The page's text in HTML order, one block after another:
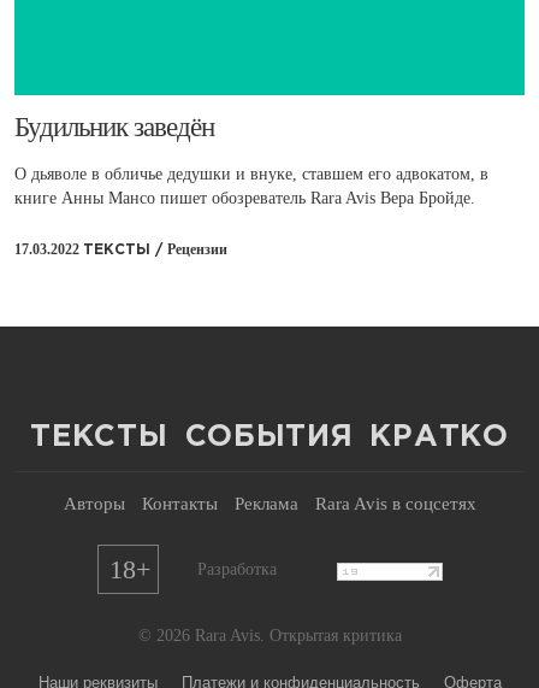
Будильник заведён
О дьяволе в обличье дедушки и внуке, ставшем его адвокатом, в
книге Анны Мансо пишет обозреватель Rara Avis Вера Бройде.
17.03.2022 ТЕКСТЫ / Рецензии
ТЕКСТЫ СОБЫТИЯ КРАТКО
Авторы Контакты Реклама Rara Avis в соцсетях
18+ Разработка
© 2026 Rara Avis. Открытая критика
Наши реквизиты Платежи и конфиденциальность Оферта